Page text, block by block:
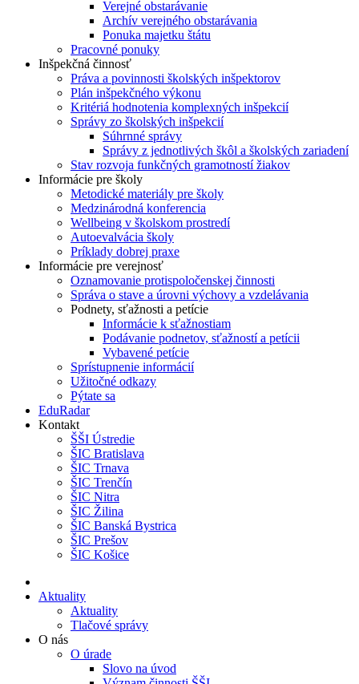
Verejné obstarávanie
Archív verejného obstarávania
Ponuka majetku štátu
Pracovné ponuky
Inšpekčná činnosť
Práva a povinnosti školských inšpektorov
Plán inšpekčného výkonu
Kritériá hodnotenia komplexných inšpekcií
Správy zo školských inšpekcií
Súhrnné správy
Správy z jednotlivých škôl a školských zariadení
Stav rozvoja funkčných gramotností žiakov
Informácie pre školy
Metodické materiály pre školy
Medzinárodná konferencia
Wellbeing v školskom prostredí
Autoevalvácia školy
Príklady dobrej praxe
Informácie pre verejnosť
Oznamovanie protispoločenskej činnosti
Správa o stave a úrovni výchovy a vzdelávania
Podnety, sťažnosti a petície
Informácie k sťažnostiam
Podávanie podnetov, sťažností a petícii
Vybavené petície
Sprístupnenie informácií
Užitočné odkazy
Pýtate sa
EduRadar
Kontakt
ŠŠI Ústredie
ŠIC Bratislava
ŠIC Trnava
ŠIC Trenčín
ŠIC Nitra
ŠIC Žilina
ŠIC Banská Bystrica
ŠIC Prešov
ŠIC Košice
Aktuality
Aktuality
Tlačové správy
O nás
O úrade
Slovo na úvod